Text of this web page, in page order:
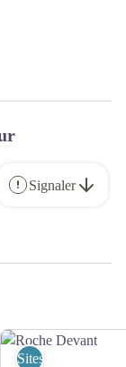
Signaler
Sites Naturels